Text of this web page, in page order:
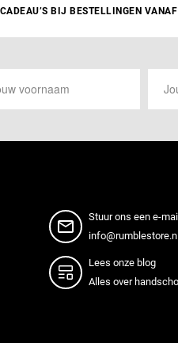
BIJ BESTELLINGEN
Stuur ons een e-mail
info@rumblestore.nl
Lees onze blog
Alles over